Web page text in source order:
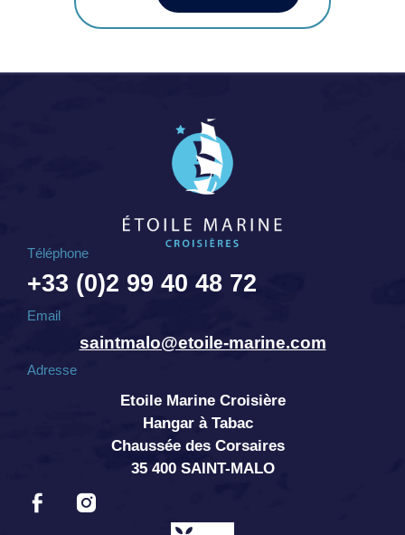
Téléphone
+33 (0)2 99 40 48 72
Email
saintmalo@etoile-marine.com
Adresse
Etoile Marine Croisière
Hangar à Tabac
Chaussée des Corsaires
35 400 SAINT-MALO